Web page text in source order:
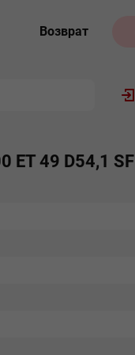
Возврат
ЕТ 49 D54,1 SF